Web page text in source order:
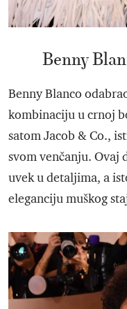
Benny
Benny Blanco
kombinaciju u crnoj
satom Jacob & Co.,
svom venčanju. Ovaj
uvek u detaljima, a
eleganciju muškog